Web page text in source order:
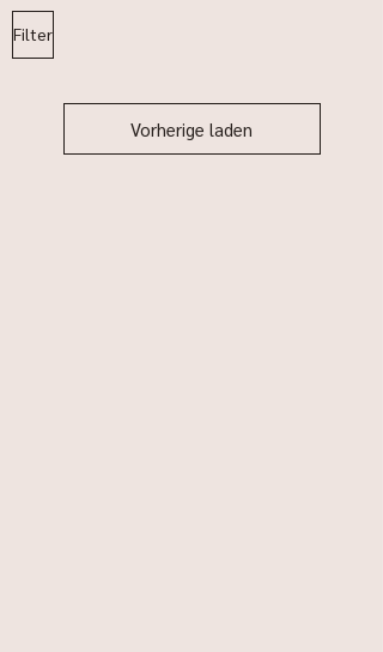
Filter
Vorherige laden